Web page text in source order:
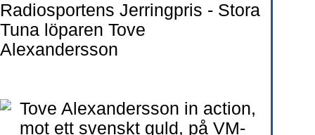
Radiosportens Jerringpris - Stora
Tuna löparen Tove
Alexandersson